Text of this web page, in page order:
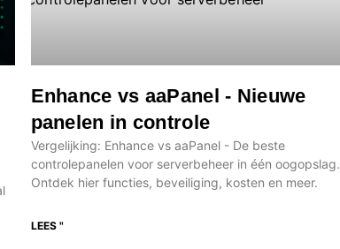
Enhance vs aaPanel - Nieuwe
panelen in controle
Vergelijking: Enhance vs aaPanel - De beste
controlepanelen voor serverbeheer in één oogopslag.
Ontdek hier functies, beveiliging, kosten en meer.
LEES "